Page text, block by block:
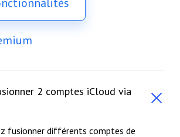
2 comptes iCloud via
fusionner différents comptes de